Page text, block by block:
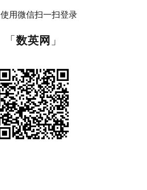
使用微信扫一扫登录
「数英网 」